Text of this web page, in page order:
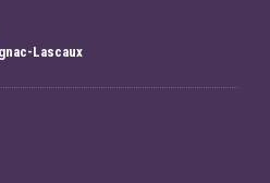
Lascaux